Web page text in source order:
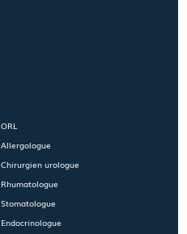
ORL
Allergologue
Chirurgien urologue
Rhumatologue
Stomatologue
Endocrinologue